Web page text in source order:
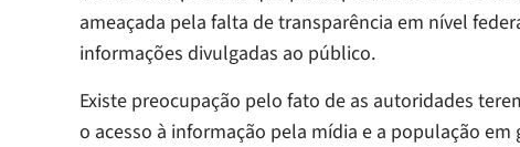
ameaçada pela falta de transparência em nível
informações divulgadas ao público.
Existe preocupação pelo fato de as autoridades
o acesso à informação pela mídia e a população